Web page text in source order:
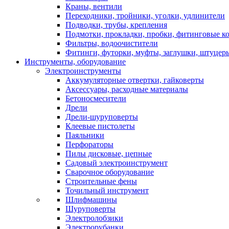
Краны, вентили
Переходники, тройники, уголки, удлинители
Подводки, трубы, крепления
Подмотки, прокладки, пробки, фитинговые
Фильтры, водоочистители
Фитинги, футорки, муфты, заглушки,
Инструменты, оборудование
Электроинструменты
Аккумуляторные отвертки, гайковерты
Аксессуары, расходные материалы
Бетоносмесители
Дрели
Дрели-шуруповерты
Клеевые пистолеты
Паяльники
Перфораторы
Пилы дисковые, цепные
Садовый электроинструмент
Сварочное оборудование
Строительные фены
Точильный инструмент
Шлифмашины
Шуруповерты
Электролобзики
Электрорубанки